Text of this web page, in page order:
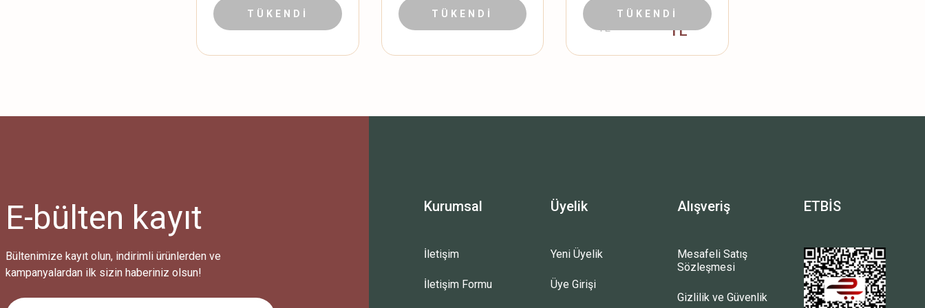
12.999,90 TL
TÜKENDİ 7.999,90 TL
TÜKENDİ
W_EU
2.499,90
TL
2.374,91
TL
TÜKENDİ
E-bülten kayıt
Bültenimize kayıt olun, indirimli ürünlerden ve
kampanyalardan ilk sizin haberiniz olsun!
Kurumsal
İletişim
İletişim Formu
Üyelik
Yeni Üyelik
Üye Girişi
Alışveriş
Mesafeli Satış
Sözleşmesi
Gizlilik ve Güvenlik
ETBİS